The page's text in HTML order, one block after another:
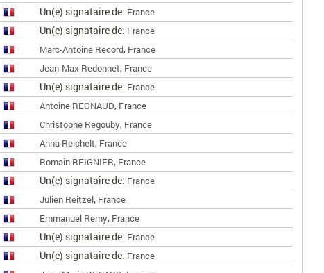
Un(e) signataire de: France
Un(e) signataire de: France
Marc-Antoine Record, France
Jean-Max Redonnet, France
Un(e) signataire de: France
Antoine REGNAUD, France
Christophe Regouby, France
Anna Reichelt, France
Romain REIGNIER, France
Un(e) signataire de: France
Julien Reitzel, France
Emmanuel Remy, France
Un(e) signataire de: France
Un(e) signataire de: France